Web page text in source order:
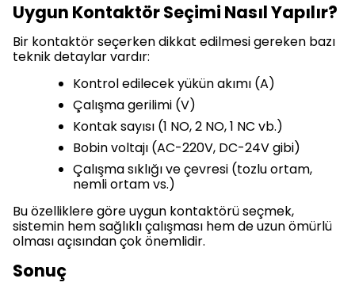
Uygun Kontaktör Seçimi Nasıl Yapılır?
Bir kontaktör seçerken dikkat edilmesi gereken bazı
teknik detaylar vardır:
Kontrol edilecek yükün akımı (A)
Çalışma gerilimi (V)
Kontak sayısı (1 NO, 2 NO, 1 NC vb.)
Bobin voltajı (AC-220V, DC-24V gibi)
Çalışma sıklığı ve çevresi (tozlu ortam,
nemli ortam vs.)
Bu özelliklere göre uygun kontaktörü seçmek,
sistemin hem sağlıklı çalışması hem de uzun ömürlü
olması açısından çok önemlidir.
Sonuç